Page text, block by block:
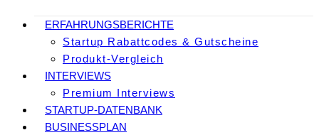
ERFAHRUNGSBERICHTE
Startup Rabattcodes & Gutscheine
Produkt-Vergleich
INTERVIEWS
Premium Interviews
STARTUP-DATENBANK
BUSINESSPLAN